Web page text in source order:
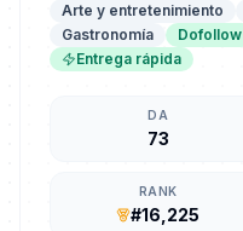
Arte y entretenimiento
Gastronomía
Dofollow
Entrega rápida
DA
73
RANK
#16,225